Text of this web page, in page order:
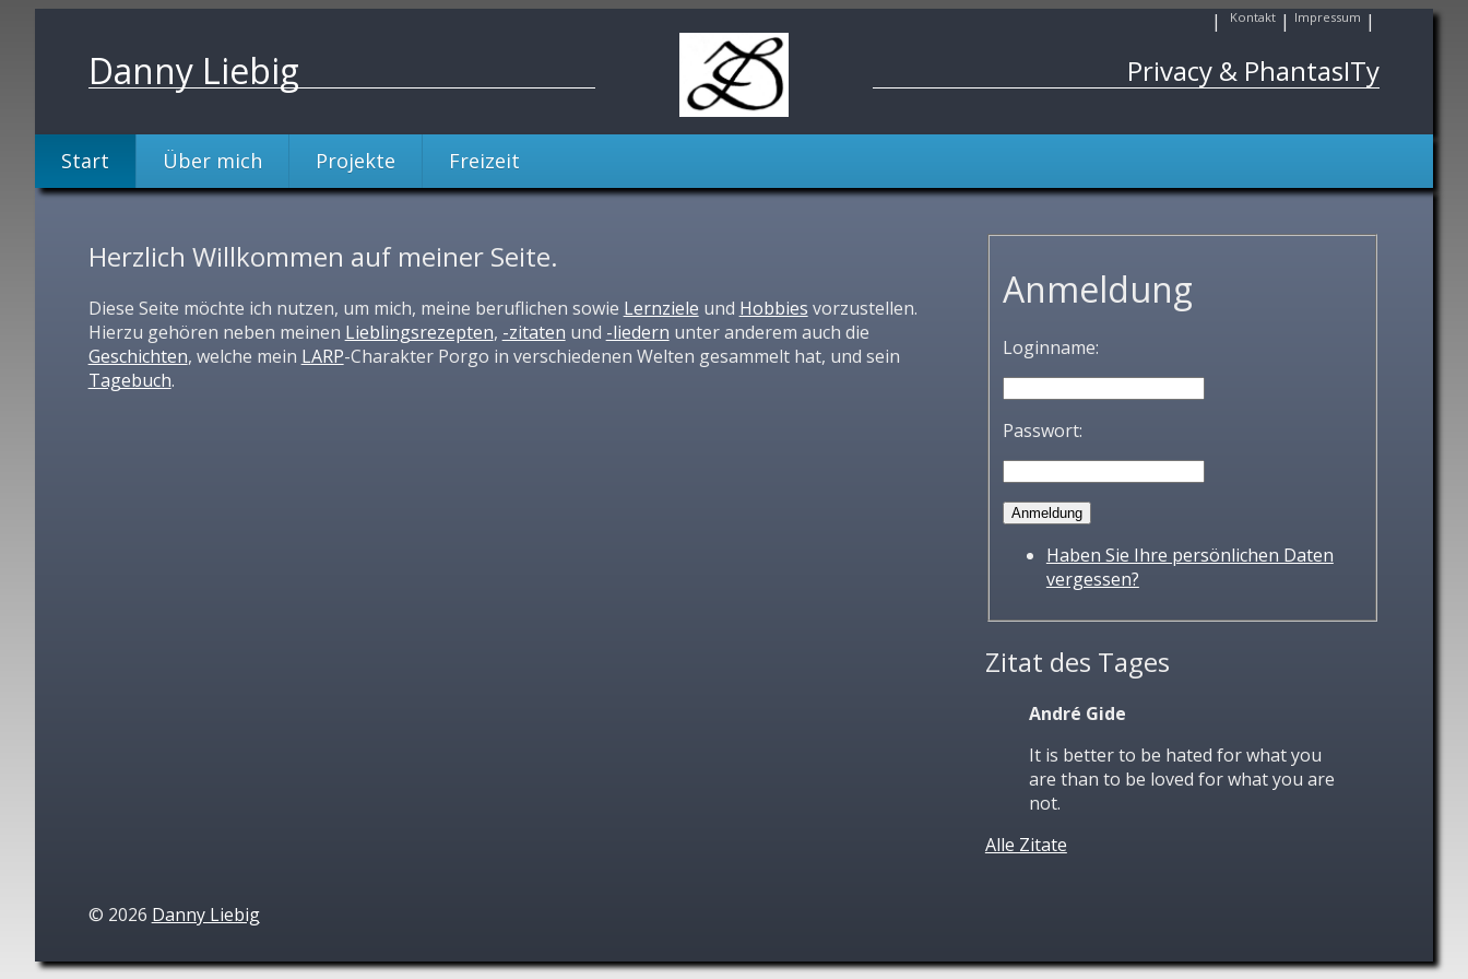
| Kontakt | Impressum |
Danny Liebig Privacy & PhantasITy
Start Über mich Projekte Freizeit
Herzlich Willkommen auf meiner Seite.
Diese Seite möchte ich nutzen, um mich, meine beruflichen sowie Lernziele und Hobbies vorzustellen.
Hierzu gehören neben meinen Lieblingsrezepten, -zitaten und -liedern unter anderem auch die
Geschichten, welche mein LARP-Charakter Porgo in verschiedenen Welten gesammelt hat, und sein
Tagebuch.
Anmeldung
Loginname:
Passwort:
Haben Sie Ihre persönlichen Daten
vergessen?
Zitat des Tages
André Gide
It is better to be hated for what you
are than to be loved for what you are
not.
Alle Zitate
© 2026 Danny Liebig